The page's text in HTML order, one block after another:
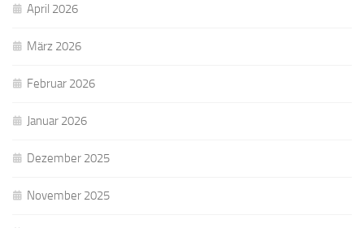
April 2026
März 2026
Februar 2026
Januar 2026
Dezember 2025
November 2025